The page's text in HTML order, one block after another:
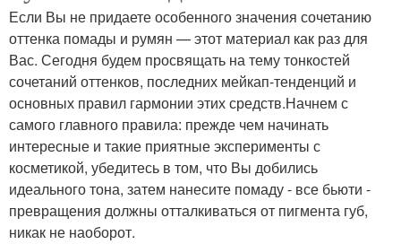
Если Вы не придаете особенного значения сочетанию
оттенка помады и румян — этот материал как раз для
Вас. Сегодня будем просвящать на тему тонкостей
сочетаний оттенков, последних мейкап-тенденций и
основных правил гармонии этих средств.Начнем с
самого главного правила: прежде чем начинать
интересные и такие приятные эксперименты с
косметикой, убедитесь в том, что Вы добились
идеального тона, затем нанесите помаду - все бьюти -
превращения должны отталкиваться от пигмента губ,
никак не наоборот.